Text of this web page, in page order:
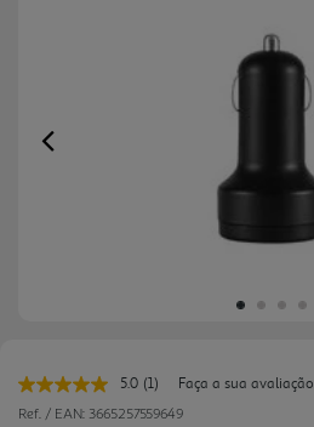
Previous
5.0 Leu
uma
(1)
Faça a sua avaliação
Ref. / EAN: 3665257559649